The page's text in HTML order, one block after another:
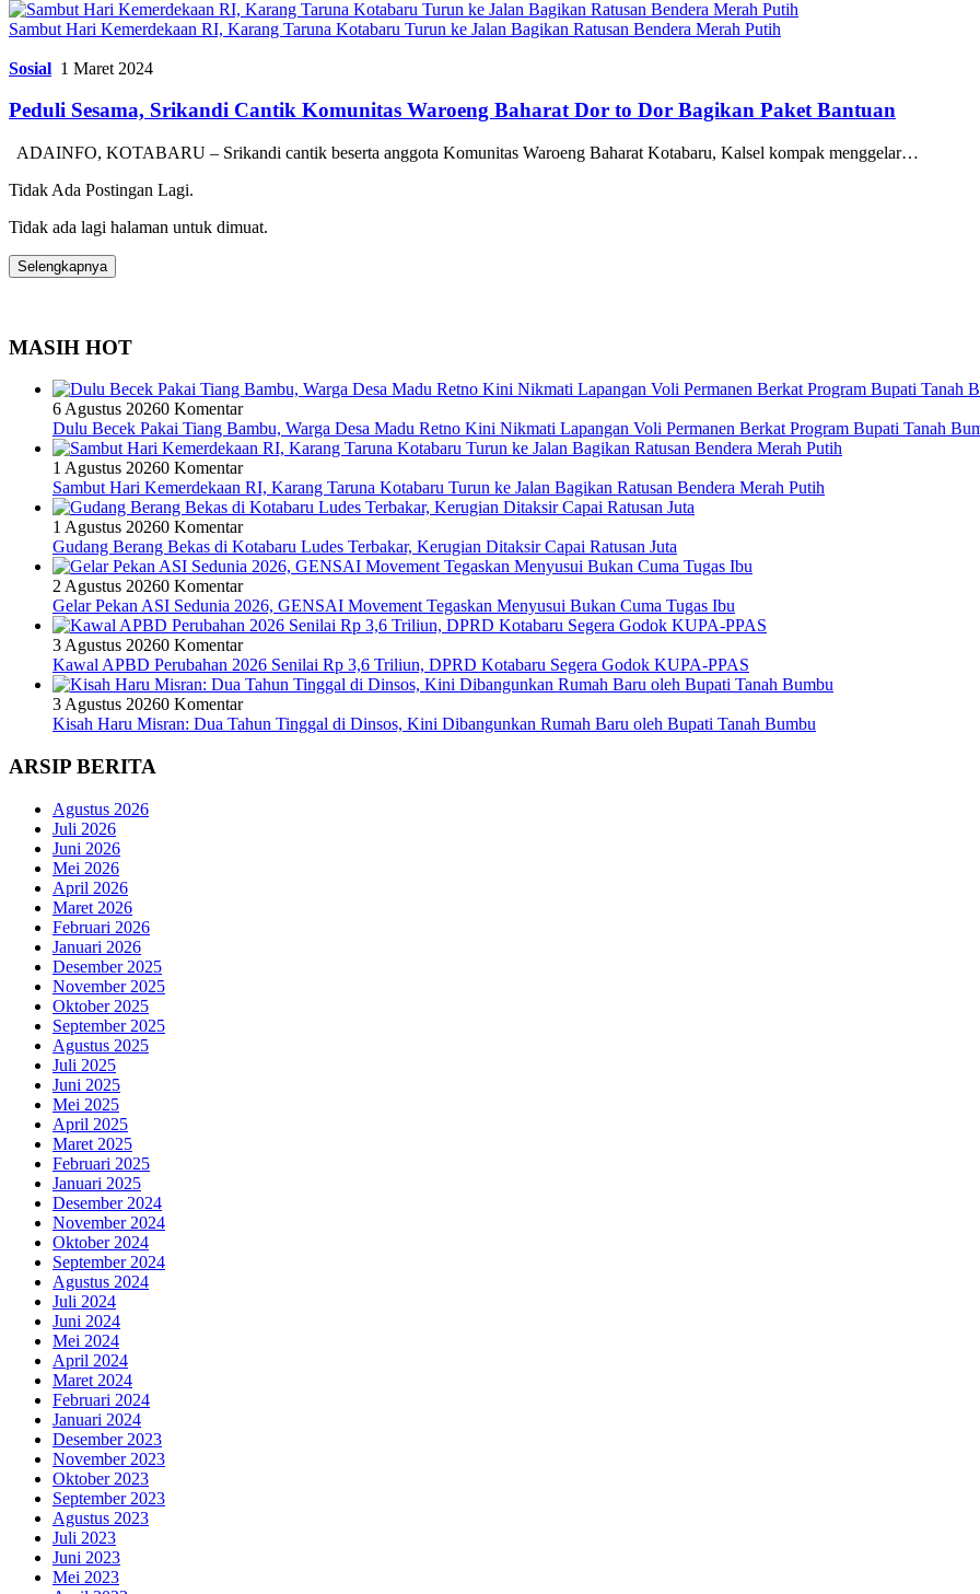
Sambut Hari Kemerdekaan RI, Karang Taruna Kotabaru Turun ke Jalan Bagikan Ratusan Bendera Merah Putih
Sosial 1 Maret 2024
Peduli Sesama, Srikandi Cantik Komunitas Waroeng Baharat Dor to Dor Bagikan Paket Bantuan
ADAINFO, KOTABARU – Srikandi cantik beserta anggota Komunitas Waroeng Baharat Kotabaru, Kalsel kompak menggelar…
Tidak Ada Postingan Lagi.
Tidak ada lagi halaman untuk dimuat.
Selengkapnya
MASIH HOT
6 Agustus 20260 Komentar
Dulu Becek Pakai Tiang Bambu, Warga Desa Madu Retno Kini Nikmati Lapangan Voli Permanen Berkat Program Bupati Tanah
1 Agustus 20260 Komentar
Sambut Hari Kemerdekaan RI, Karang Taruna Kotabaru Turun ke Jalan Bagikan Ratusan Bendera Merah Putih
1 Agustus 20260 Komentar
Gudang Berang Bekas di Kotabaru Ludes Terbakar, Kerugian Ditaksir Capai Ratusan Juta
2 Agustus 20260 Komentar
Gelar Pekan ASI Sedunia 2026, GENSAI Movement Tegaskan Menyusui Bukan Cuma Tugas Ibu
3 Agustus 20260 Komentar
Kawal APBD Perubahan 2026 Senilai Rp 3,6 Triliun, DPRD Kotabaru Segera Godok KUPA-PPAS
3 Agustus 20260 Komentar
Kisah Haru Misran: Dua Tahun Tinggal di Dinsos, Kini Dibangunkan Rumah Baru oleh Bupati Tanah Bumbu
ARSIP BERITA
Agustus 2026
Juli 2026
Juni 2026
Mei 2026
April 2026
Maret 2026
Februari 2026
Januari 2026
Desember 2025
November 2025
Oktober 2025
September 2025
Agustus 2025
Juli 2025
Juni 2025
Mei 2025
April 2025
Maret 2025
Februari 2025
Januari 2025
Desember 2024
November 2024
Oktober 2024
September 2024
Agustus 2024
Juli 2024
Juni 2024
Mei 2024
April 2024
Maret 2024
Februari 2024
Januari 2024
Desember 2023
November 2023
Oktober 2023
September 2023
Agustus 2023
Juli 2023
Juni 2023
Mei 2023